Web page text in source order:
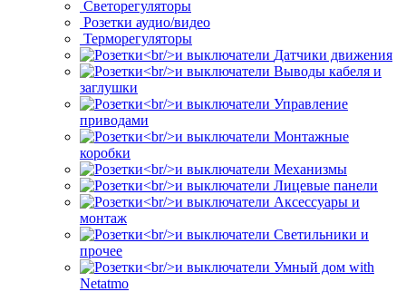
Светорегуляторы
Розетки аудио/видео
Терморегуляторы
Датчики движения
Выводы кабеля и
заглушки
Управление
приводами
Монтажные
коробки
Механизмы
Лицевые панели
Аксессуары и
монтаж
Светильники и
прочее
Умный дом with
Netatmo